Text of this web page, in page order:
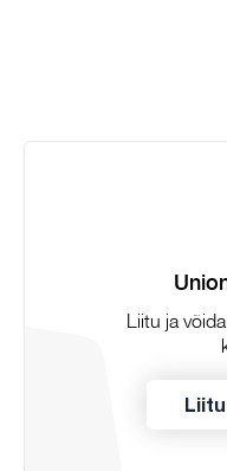
Liitu ja